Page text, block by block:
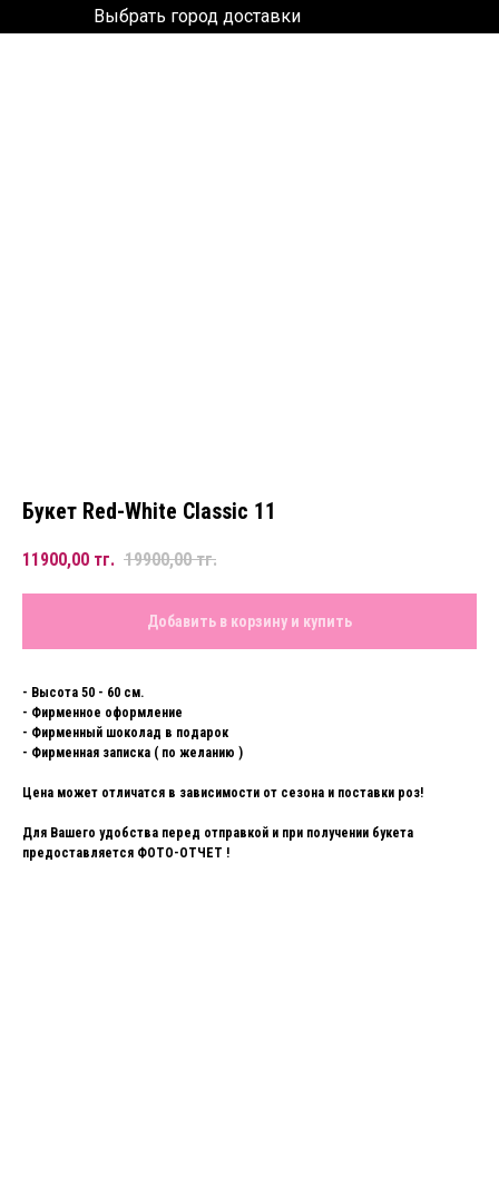
Выбрать город доставки
Букет Red-White Classic 11
11900,00 тг. 19900,00 тг.
Добавить в корзину и купить
- Высота 50 - 60 см.
- Фирменное оформление
- Фирменный шоколад в подарок
- Фирменная записка ( по желанию )
Цена может отличатся в зависимости от сезона и поставки роз!
Для Вашего удобства перед отправкой и при получении букета
предоставляется ФОТО-ОТЧЕТ !